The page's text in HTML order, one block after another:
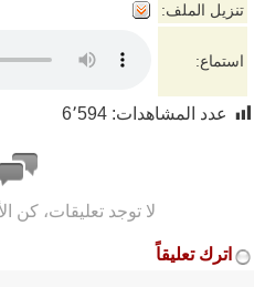
تنزيل الملف:
استماع:
عدد المشاهدات: 6٬594
لا توجد تعليقات، كن
اترك تعليقاً